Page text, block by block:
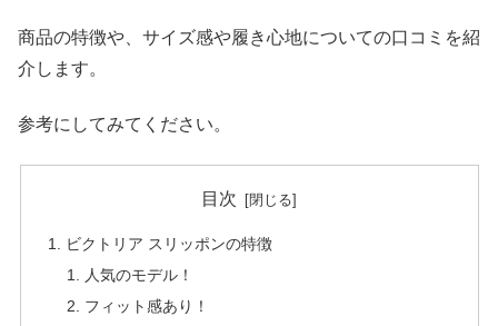
商品の特徴や、サイズ感や履き心地についての口コミを紹
介します。
参考にしてみてください。
目次
ビクトリア スリッポンの特徴
人気のモデル！
フィット感あり！